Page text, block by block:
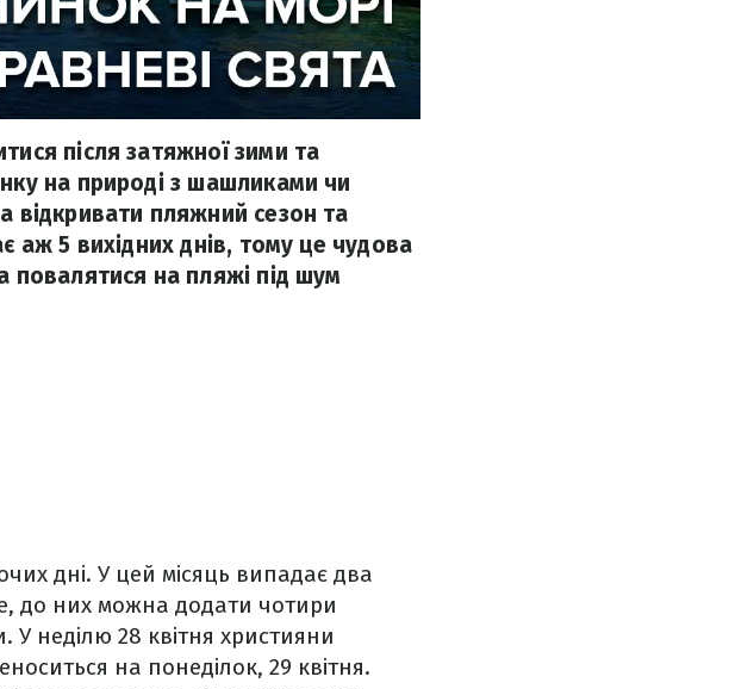
після затяжної зими та
на природі з шашликами чи
відкривати пляжний сезон та
аж 5 вихідних днів, тому це чудова
повалятися на пляжі під шум
дні. У цей місяць випадає два
до них можна додати чотири
У неділю 28 квітня християни
на понеділок, 29 квітня.